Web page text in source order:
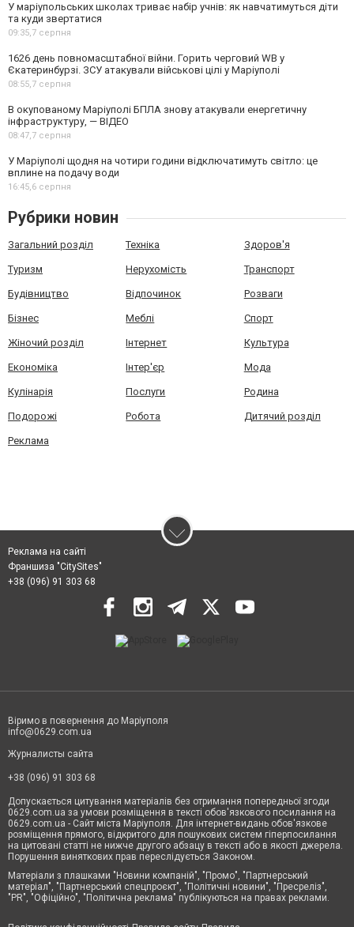
У маріупольських школах триває набір учнів: як навчатимуться діти
та куди звертатися
09:35,7 серпня
1626 день повномасштабної війни. Горить черговий WB у
Єкатеринбурзі. ЗСУ атакували військові цілі у Маріуполі
08:55,7 серпня
В окупованому Маріуполі БПЛА знову атакували енергетичну
інфраструктуру, — ВІДЕО
08:47,7 серпня
У Маріуполі щодня на чотири години відключатимуть світло: це
вплине на подачу води
16:45,6 серпня
Рубрики новин
Загальний розділ Техніка Здоров'я
Туризм Нерухомість Транспорт
Будівництво Відпочинок Розваги
Бізнес Меблі Спорт
Жіночий розділ Інтернет Культура
Економіка Інтер'єр Мода
Кулінарія Послуги Родина
Подорожі Робота Дитячий розділ
Реклама
Реклама на сайті
Франшиза "CitySites"
+38 (096) 91 303 68
Віримо в повернення до Маріуполя
info@0629.com.ua
Журналисты сайта
+38 (096) 91 303 68
Допускається цитування матеріалів без отримання попередньої згоди
0629.com.ua за умови розміщення в тексті обов'язкового посилання на
0629.com.ua - Сайт міста Маріуполя. Для інтернет-видань обов'язкове
розміщення прямого, відкритого для пошукових систем гіперпосилання
на цитовані статті не нижче другого абзацу в тексті або в якості джерела.
Порушення виняткових прав переслідується Законом.
Матеріали з плашками "Новини компаній", "Промо", "Партнерський
матеріал", "Партнерський спецпроєкт", "Політичні новини", "Пресреліз",
"PR", "Офіційно", "Політична реклама" публікуються на правах реклами.